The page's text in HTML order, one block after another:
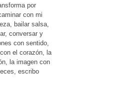
por
con mi
bailar salsa,
conversar y
con sentido,
el corazón, la
la imagen con
escribo